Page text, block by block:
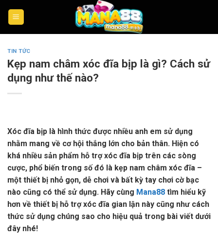
TIN TỨC
Kẹp nam châm xóc đĩa bịp là gì? Cách sử
dụng như thế nào?
Xóc đĩa bịp là hình thức được nhiều anh em sử dụng
nhằm mang về cơ hội thắng lớn cho bản thân. Hiện có
khá nhiều sản phẩm hỗ trợ xóc đĩa bịp trên các sòng
cược, phổ biến trong số đó là kẹp nam châm xóc đĩa –
một thiết bị nhỏ gọn, dễ chơi và bất kỳ tay chơi cờ bạc
nào cũng có thể sử dụng. Hãy cùng Mana88 tìm hiểu kỹ
hơn về thiết bị hỗ trợ xóc đĩa gian lận này cũng như cách
thức sử dụng chúng sao cho hiệu quả trong bài viết dưới
đây nhé!